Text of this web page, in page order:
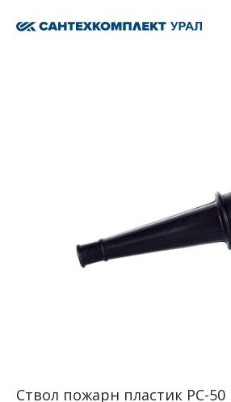
Ствол пожарн пластик РС-50